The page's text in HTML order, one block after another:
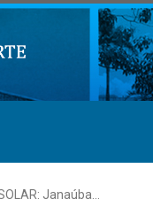
Janaúba…